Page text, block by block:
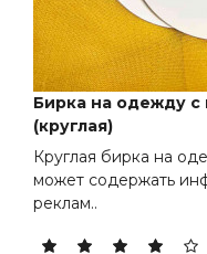
Бирка на одежду
(круглая)
Круглая бирка на
может содержать
реклам..